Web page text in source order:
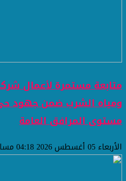
متابعة مستمرة لأعمال
ومياه الشرب ضمن جهود
مستوى المرافق العامة
الأربعاء 05 أغسطس 2026 04:18 مساءً